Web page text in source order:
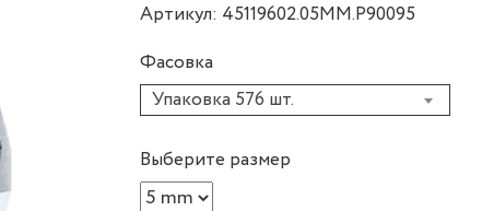
Артикул: 45119602.05MM.P90095
Фасовка
Упаковка 576 шт.
Выберите размер